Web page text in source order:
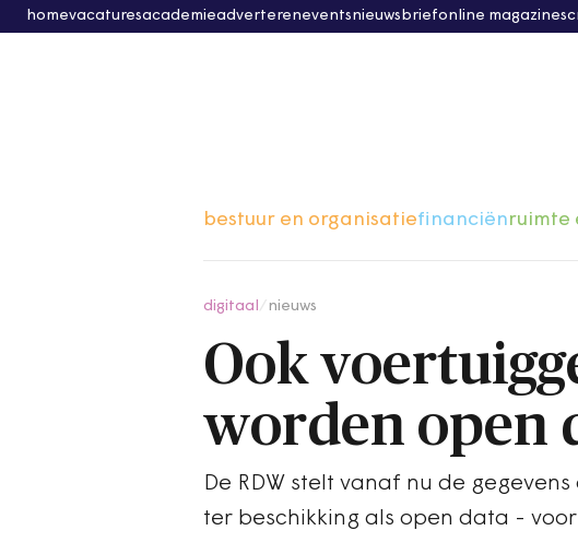
homevacaturesacademieadvertereneventsnieuwsbriefonline magazine
bestuur en organisatiefinanciënruimte
digitaal nieuws
Ook
worden open
De RDW stelt vanaf nu de
ter beschikking als open data -